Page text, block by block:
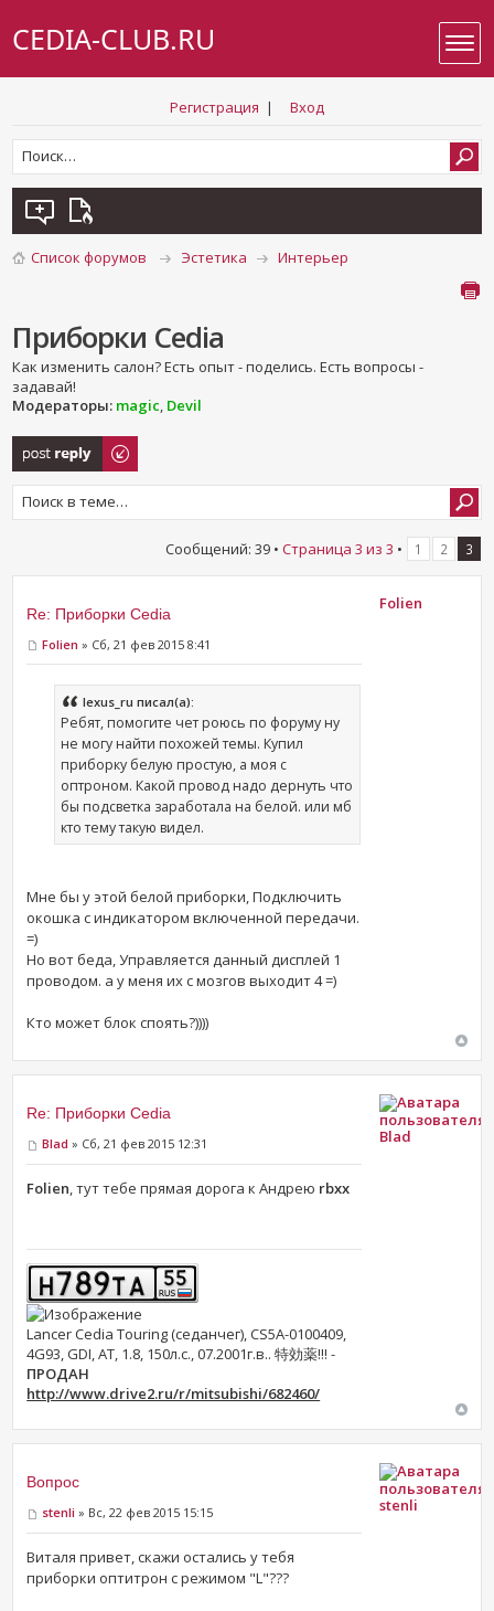
CEDIA-CLUB.RU
Регистрация | Вход
Список форумов Эстетика Интерьер
Приборки Cedia
Как изменить салон? Есть опыт - поделись. Есть вопросы -
задавай!
Модераторы: magic, Devil
Ответить
Сообщений: 39 • Страница 3 из 3 • 1 2 3
Re: Приборки Cedia
Folien » Сб, 21 фев 2015 8:41
lexus_ru писал(а):
Ребят, помогите чет роюсь по форуму ну
не могу найти похожей темы. Купил
приборку белую простую, а моя с
оптроном. Какой провод надо дернуть что
бы подсветка заработала на белой. или мб
кто тему такую видел.
Мне бы у этой белой приборки, Подключить
окошка с индикатором включенной передачи.
=)
Но вот беда, Управляется данный дисплей 1
проводом. а у меня их с мозгов выходит 4 =)
Кто может блок споять?))))
Folien
Re: Приборки Cedia
Blad » Сб, 21 фев 2015 12:31
Folien, тут тебе прямая дорога к Андрею rbxx
Lancer Cedia Touring (седанчег), CS5A-0100409,
4G93, GDI, AT, 1.8, 150л.с., 07.2001г.в.. 特効薬!!! -
ПРОДАН
http://www.drive2.ru/r/mitsubishi/682460/
Blad
Вопрос
stenli » Вс, 22 фев 2015 15:15
Виталя привет, скажи остались у тебя
приборки оптитрон с режимом "L"???
stenli